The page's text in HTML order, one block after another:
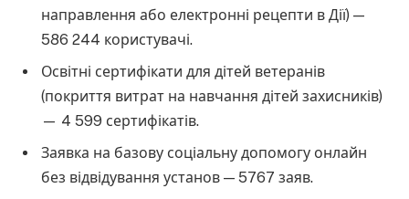
направлення або електронні рецепти в Дії) —
586 244 користувачі.
Освітні сертифікати для дітей ветеранів
(покриття витрат на навчання дітей захисників)
— 4 599 сертифікатів.
Заявка на базову соціальну допомогу онлайн
без відвідування установ — 5767 заяв.